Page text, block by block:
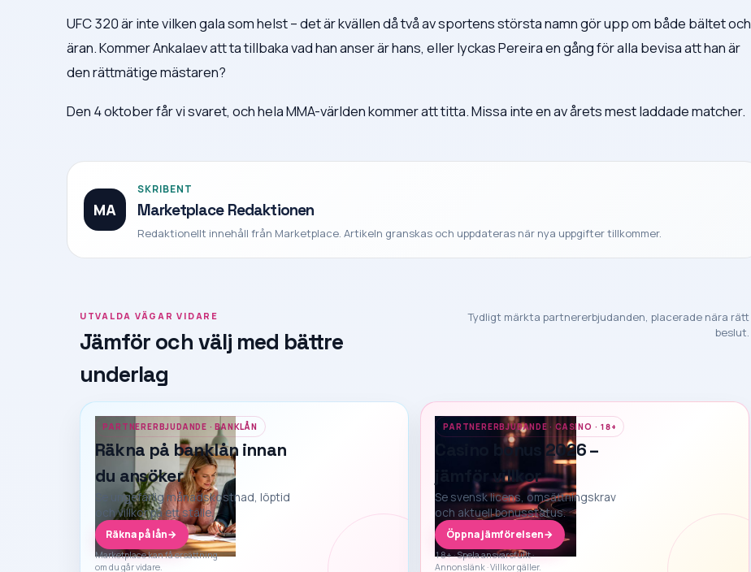
UFC 320 är inte vilken gala som helst – det är kvällen då två av sportens största namn gör upp om både bältet och
äran. Kommer Ankalaev att ta tillbaka vad han anser är hans, eller lyckas Pereira en gång för alla bevisa att han är
den rättmätige mästaren?
Den 4 oktober får vi svaret, och hela MMA-världen kommer att titta. Missa inte en av årets mest laddade matcher.
MA
SKRIBENT
Marketplace Redaktionen
Redaktionellt innehåll från Marketplace. Artikeln granskas och uppdateras när nya uppgifter tillkommer.
UTVALDA VÄGAR VIDARE
Jämför och välj med bättre
underlag
Tydligt märkta partnererbjudanden, placerade nära rätt
beslut.
PARTNERERBJUDANDE · BANKLÅN
Räkna på banklån innan
du ansöker
Se ungefärlig månadskostnad, löptid
och villkor på ett ställe.
Räkna på lån→
Marketplace kan få ersättning
om du går vidare.
PARTNERERBJUDANDE · CASINO · 18+
Casino bonus 2026 –
jämför villkor
Se svensk licens, omsättningskrav
och aktuell bonusstatus.
Öppna jämförelsen→
18+ · Spela ansvarsfullt ·
Annonslänk · Villkor gäller.